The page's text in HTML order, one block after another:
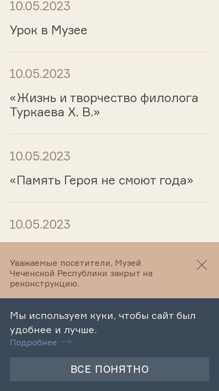
10.05.2023
Урок в Музее
10.05.2023
«Жизнь и творчество филолога
Туркаева Х. В.»
10.05.2023
«Память Героя не смоют года»
10.05.2023
Лермонтова»
Памяти Ахмат-Хаджи Кадырова
05.05.2023
Уважаемые посетители, Музей
Чеченской Республики закрыт на
реконструкцию.
Мы используем куки, чтобы сайт был
удобнее и лучше.
Подробнее